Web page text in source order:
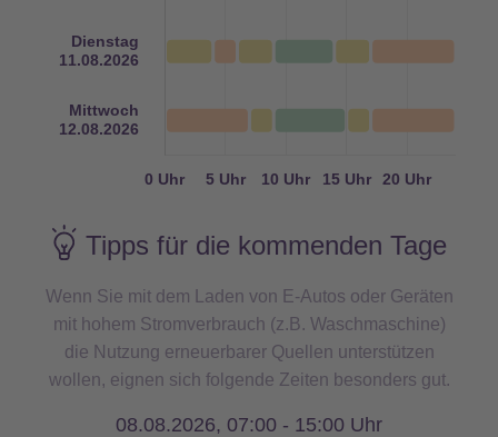
Tipps für die kommenden Tage
Wenn Sie mit dem Laden von E-Autos oder Geräten
mit hohem Stromverbrauch (z.B. Waschmaschine)
die Nutzung erneuerbarer Quellen unterstützen
wollen, eignen sich folgende Zeiten besonders gut.
08.08.2026, 07:00 - 15:00 Uhr